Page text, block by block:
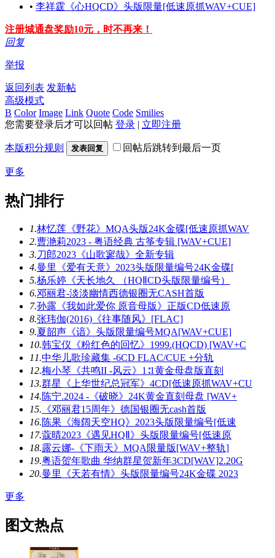
• 李祥霆《心HQCD》头版限量[低速原抓WAV+CUE]
注册城通盘奖励10元，时不再来！
回复
举报
返回列表 发新帖
高级模式
B Color Image Link Quote Code Smilies
您需要登录后才可以回帖 登录 | 立即注册
本版积分规则 发表回复 回帖后跳转到最后一页
更多
热门排行
1.林忆莲《野花》MQA头版24K金碟[低速原抓WAV
2.曹滟莉2023 - 粤语经典 古筝专辑 [WAV+CUE]
3.刀郎2023《山歌寥哉》全新专辑
4.曼里《爱有天意》2023头版限量编号24K金碟[
5.杨乐婷《天长地久 （HQⅡCD头版限量编号）
6.邓丽君-淡淡幽情西德银圈无CASH首版
7.孙露《我如此爱你 原音母版》正版CD低速原
8.张玮伽(2016)《往事随风》[FLAC]
9.夏韶声《谙》头版限量编号MQA[WAV+CUE]
10.韩宝仪《粉红色的回忆》1999.(HQCD) [WAV+C
11.中华儿歌珍藏集 -6CD FLAC/CUE +分轨
12.梅小琴《共鸣II -风云》1∶1黄金母盘版直刻
13.群星《上华世纪总冠军》4CD[低速原抓WAV+CU
14.陈宁.2024 -《破晓》24K黄金直刻母盘 [WAV+
15. 《邓丽君15周年》德国银圈无cash首版
16.陈果《海阔天空HQ》2023头版限量编号[低速
17.蔻晴2023《遇见HQⅡ》头版限量编号[低速原
18.露云娜-《下雨天》MQA限量版[WAV+整轨]
19.粤语贺年歌曲 华纳群星贺新年3CD[WAV]2.20G
20.曼里《天若有情》头版限量编号24K金碟 2023
更多
图文热点